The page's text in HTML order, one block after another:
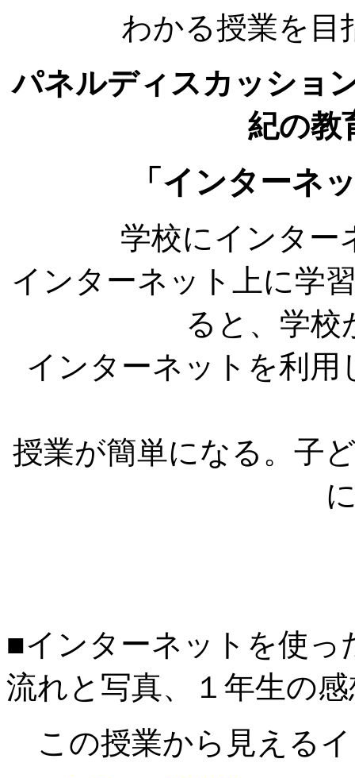
わかる授業を目
パネルディスカッショ
紀の教
「インターネ
学校にインター
インターネット上に学
ると、学校
インターネットを利
授業が簡単になる。子
■インターネットを使っ
流れと写真、１年生の
この授業から見える